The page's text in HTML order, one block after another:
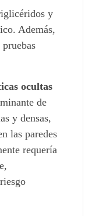
y
Además,
ocultas
de
y densas,
las paredes
requería